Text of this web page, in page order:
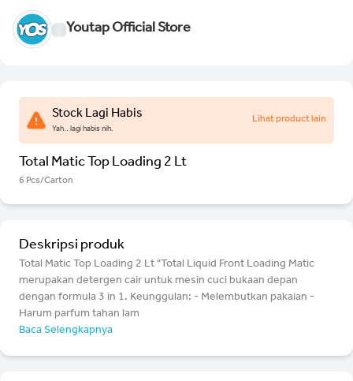
Youtap Official Store
Stock Lagi Habis
Yah.. lagi habis nih.
Lihat product lain
Total Matic Top Loading 2 Lt
6 Pcs/Carton
Deskripsi produk
Total Matic Top Loading 2 Lt "Total Liquid Front Loading Matic
merupakan detergen cair untuk mesin cuci bukaan depan
dengan formula 3 in 1. Keunggulan: - Melembutkan pakaian -
Harum parfum tahan lam
Baca Selengkapnya